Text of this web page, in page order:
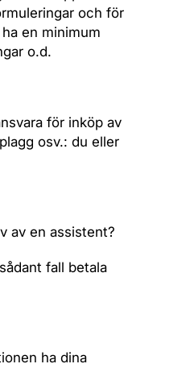
och för
en minimum
o.d.
för inköp av
osv.: du eller
av en assistent?
fall betala
ha dina